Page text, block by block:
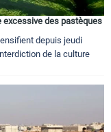
excessive des pastèques
depuis jeudi
de la culture